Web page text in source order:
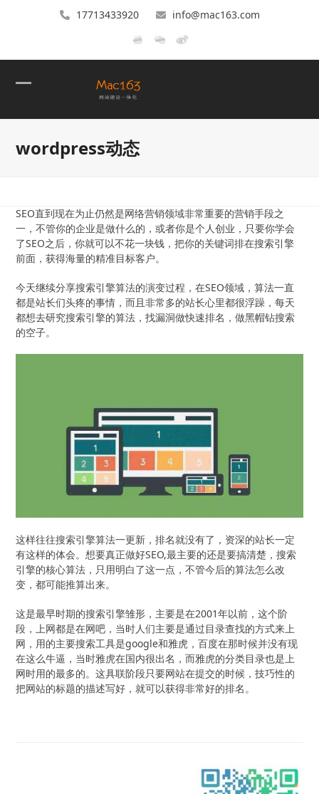
17713433920 info@mac163.com
mobile
menu
mobile
menu
wordpress动态
SEO直到现在为止仍然是网络营销领域非常重要的营销手段之
一，不管你的企业是做什么的，或者你是个人创业，只要你学会
了SEO之后，你就可以不花一块钱，把你的关键词排在搜索引擎
前面，获得海量的精准目标客户。
今天继续分享搜索引擎算法的演变过程，在SEO领域，算法一直
都是站长们头疼的事情，而且非常多的站长心里都很浮躁，每天
都想去研究搜索引擎的算法，找漏洞做快速排名，做黑帽钻搜索
的空子。
这样往往搜索引擎算法一更新，排名就没有了，资深的站长一定
有这样的体会。想要真正做好SEO,最主要的还是要搞清楚，搜索
引擎的核心算法，只用明白了这一点，不管今后的算法怎么改
变，都可能推算出来。
这是最早时期的搜索引擎雏形，主要是在2001年以前，这个阶
段，上网都是在网吧，当时人们主要是通过目录查找的方式来上
网，用的主要搜索工具是google和雅虎，百度在那时候并没有现
在这么牛逼，当时雅虎在国内很出名，而雅虎的分类目录也是上
网时用的最多的。这具联阶段只要网站在提交的时候，技巧性的
把网站的标题的描述写好，就可以获得非常好的排名。